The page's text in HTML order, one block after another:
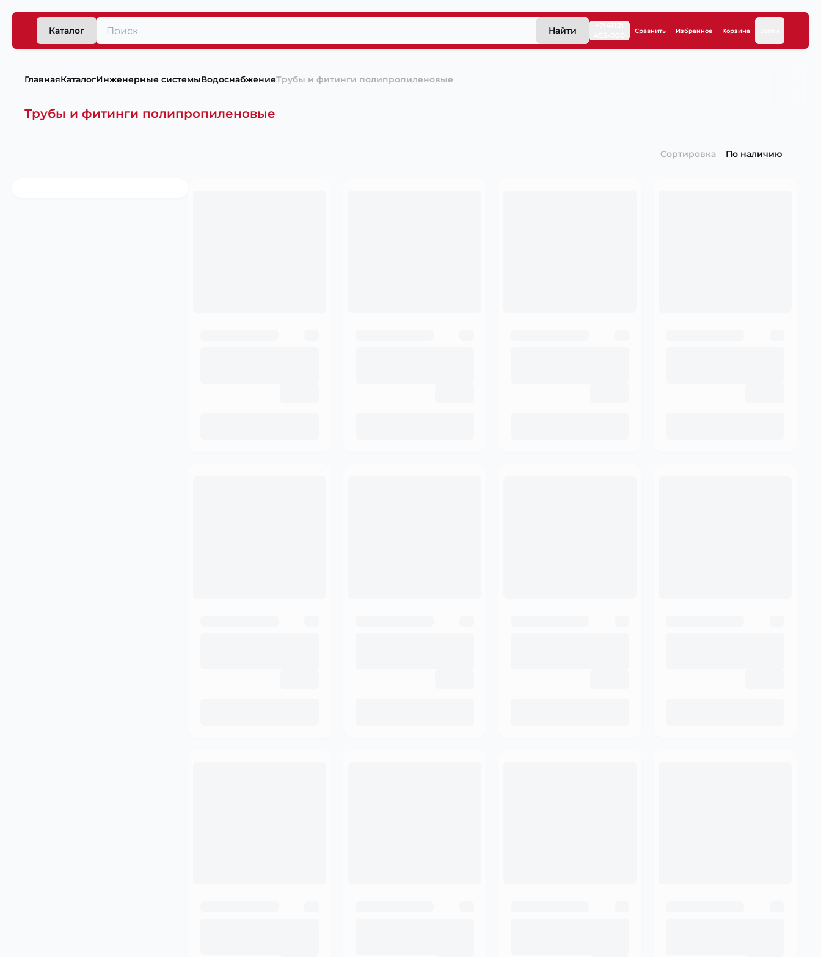
Каталог Найти Сравнить Избранное Корзина
ГлавнаяКаталогИнженерные системыВодоснабжениеТрубы и фитинги полипропиленовые
Трубы и фитинги полипропиленовые
Сортировка По наличию